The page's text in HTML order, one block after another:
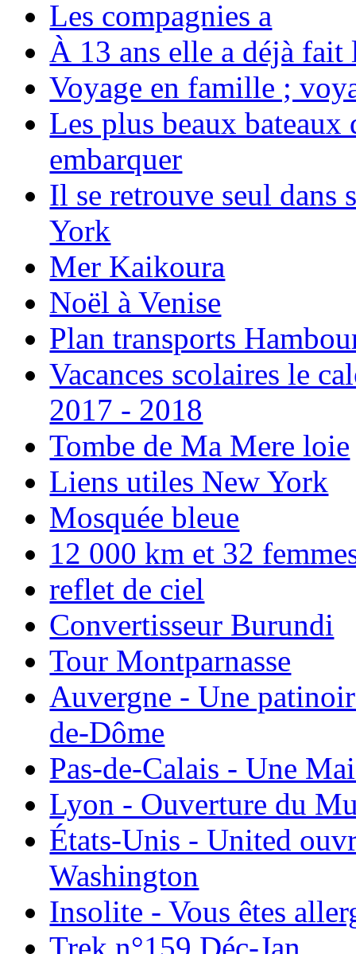
Les compagnies a
À 13 ans elle a déjà
Voyage en famille ;
Les plus beaux bateaux
embarquer
Il se retrouve seul dans
York
Mer Kaikoura
Noël à Venise
Plan transports
Vacances scolaires le
2017 - 2018
Tombe de Ma Mere loie
Liens utiles New York
Mosquée bleue
12 000 km et 32
reflet de ciel
Convertisseur Burundi
Tour Montparnasse
Auvergne - Une
de-Dôme
Pas-de-Calais - Une
Lyon - Ouverture du
États-Unis - United
Washington
Insolite - Vous êtes
Trek n°159 Déc-Jan